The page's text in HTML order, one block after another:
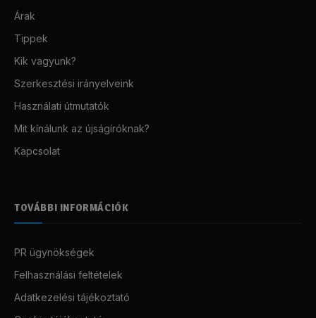
Árak
Tippek
Kik vagyunk?
Szerkesztési irányelveink
Használati útmutatók
Mit kínálunk az újságíróknak?
Kapcsolat
TOVÁBBI INFORMÁCIÓK
PR ügynökségek
Felhasználási feltételek
Adatkezelési tájékoztató